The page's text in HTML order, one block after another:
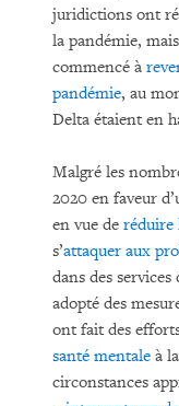
juridictions ont
la pandémie,
commencé à
pandémie, au
Delta étaient en
Malgré les
2020 en faveur
en vue de réduire
s’attaquer aux
dans des
adopté des
ont fait des
santé mentale à
circonstances